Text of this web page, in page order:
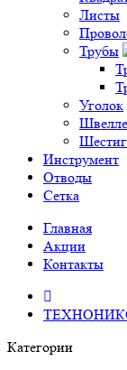
Листы
Трубы
Уголок
Инструмент
Отводы
Сетка
Главная
Акции
Контакты
Категории